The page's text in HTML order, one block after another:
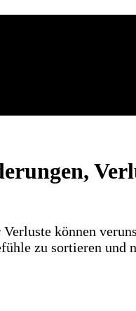
können
zu sortieren und